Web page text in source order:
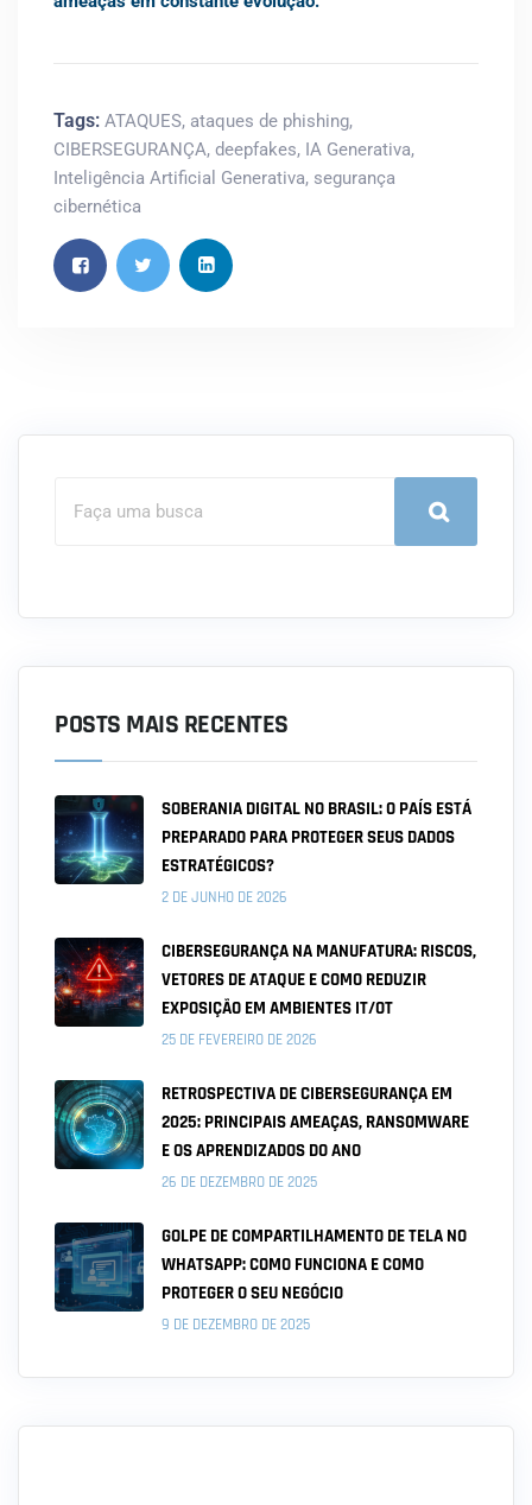
Tags: ATAQUES, ataques de phishing,
CIBERSEGURANÇA, deepfakes, IA Generativa,
Inteligência Artificial Generativa, segurança
cibernética
POSTS MAIS RECENTES
SOBERANIA DIGITAL NO BRASIL: O PAÍS ESTÁ
PREPARADO PARA PROTEGER SEUS DADOS
ESTRATÉGICOS?
2 DE JUNHO DE 2026
CIBERSEGURANÇA NA MANUFATURA: RISCOS,
VETORES DE ATAQUE E COMO REDUZIR
EXPOSIÇÃO EM AMBIENTES IT/OT
25 DE FEVEREIRO DE 2026
RETROSPECTIVA DE CIBERSEGURANÇA EM
2025: PRINCIPAIS AMEAÇAS, RANSOMWARE
E OS APRENDIZADOS DO ANO
26 DE DEZEMBRO DE 2025
GOLPE DE COMPARTILHAMENTO DE TELA NO
WHATSAPP: COMO FUNCIONA E COMO
PROTEGER O SEU NEGÓCIO
9 DE DEZEMBRO DE 2025